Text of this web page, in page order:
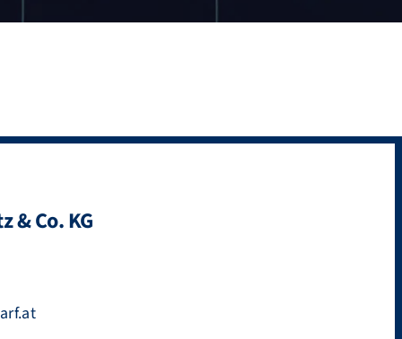
& Co. KG